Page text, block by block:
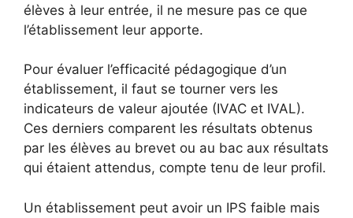
élèves à leur entrée, il ne mesure pas ce que
l’établissement leur apporte.
Pour évaluer l’efficacité pédagogique d’un
établissement, il faut se tourner vers les
indicateurs de valeur ajoutée (IVAC et IVAL).
Ces derniers comparent les résultats obtenus
par les élèves au brevet ou au bac aux résultats
qui étaient attendus, compte tenu de leur profil.
Un établissement peut avoir un IPS faible mais